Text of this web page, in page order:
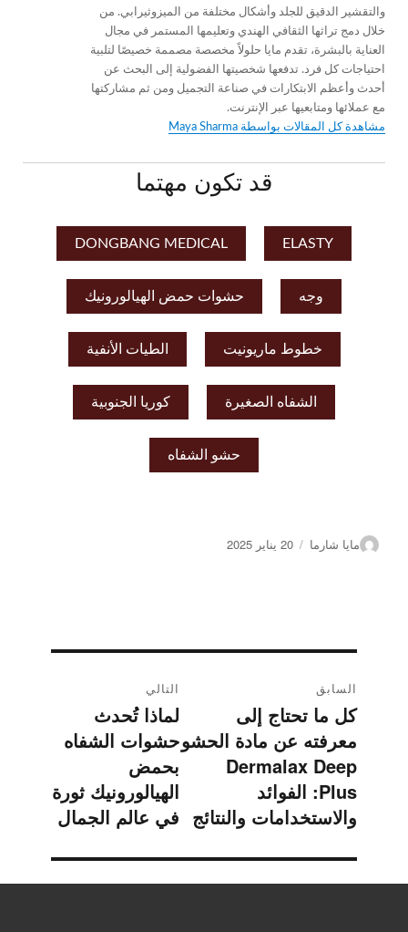
والتقشير الدقيق للجلد وأشكال مختلفة من الميزوثيرابي. من
خلال دمج تراثها الثقافي الهندي وتعليمها المستمر في مجال
العناية بالبشرة، تقدم مايا حلولاً مخصصة مصممة خصيصًا لتلبية
احتياجات كل فرد. تدفعها شخصيتها الفضولية إلى البحث عن
أحدث وأعظم الابتكارات في صناعة التجميل ومن ثم مشاركتها
مع عملائها ومتابعيها عبر الإنترنت.
مشاهدة كل المقالات بواسطة Maya Sharma
قد تكون مهتما
ELASTY
DONGBANG MEDICAL
وجه حشوات حمض الهيالورونيك
خطوط ماريونيت الطيات الأنفية
الشفاه الصغيرة كوريا الجنوبية
حشو الشفاه
الكاتب
مايا شارما
نشر
20 يناير 2025
المقالات
السابق
المقالة
السابقة:
كل ما تحتاج إلى
معرفته عن مادة الحشو
Dermalax Deep
Plus: الفوائد
والاستخدامات والنتائج
التالي
المقالة
التالية:
لماذا تُحدث
حشوات الشفاه
بحمض
الهيالورونيك ثورة
في عالم الجمال